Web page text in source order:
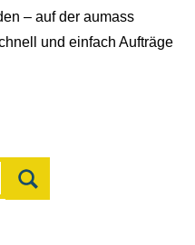
– auf der aumass
und einfach Aufträge